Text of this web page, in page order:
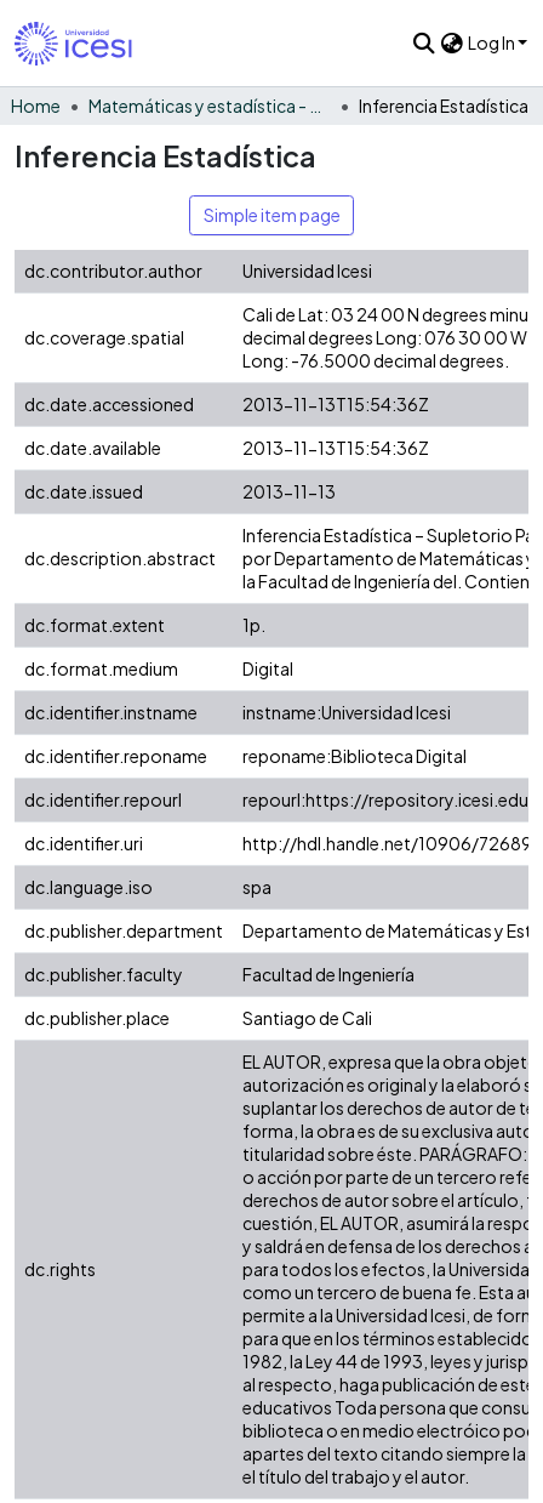
Log In
Home Inferencia Estadística
Inferencia Estadística
Simple item page
dc.contributor.author Universidad Icesi
dc.coverage.spatial
Cali de Lat: 03 24 00 N degrees
decimal degrees Long: 076 30 00 W
Long: -76.5000 decimal degrees.
dc.date.accessioned
2013-11-13T15:54:36Z
dc.date.available
2013-11-13T15:54:36Z
dc.date.issued
2013-11-13
dc.description.abstract
Inferencia Estadística – Supletorio
por Departamento de Matemáticas y
la Facultad de Ingeniería del.
dc.format.extent
1p.
dc.format.medium
Digital
dc.identifier.instname
instname:Universidad Icesi
dc.identifier.reponame
reponame:Biblioteca Digital
dc.identifier.repourl
repourl:https://
dc.identifier.uri
http://hdl.handle.net/10906/72689
dc.language.iso
spa
dc.publisher.department
Departamento de Matemáticas y
dc.publisher.faculty
Facultad de Ingeniería
dc.publisher.place
Santiago de Cali
dc.rights
EL AUTOR, expresa que la obra
autorización es original y la elaboró
suplantar los derechos de autor de
forma, la obra es de su exclusiva
titularidad sobre éste. PARÁGRAFO:
o acción por parte de un tercero
derechos de autor sobre el artículo,
cuestión, EL AUTOR, asumirá la
y saldrá en defensa de los derechos
para todos los efectos, la Universidad
como un tercero de buena fe. Esta
permite a la Universidad Icesi, de
para que en los términos establecidos
1982, la Ley 44 de 1993, leyes y
al respecto, haga publicación de este
educativos Toda persona que
biblioteca o en medio electróico
apartes del texto citando siempre la
el título del trabajo y el autor.